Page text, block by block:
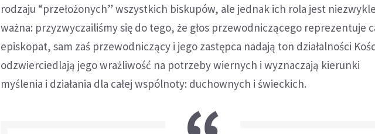
rodzaju “przełożonych” wszystkich biskupów, ale jednak ich rola jest niezwykle
ważna: przyzwyczailiśmy się do tego, że głos przewodniczącego reprezentuje
episkopat, sam zaś przewodniczący i jego zastępca nadają ton działalności
odzwierciedlają jego wrażliwość na potrzeby wiernych i wyznaczają kierunki
myślenia i działania dla całej wspólnoty: duchownych i świeckich.